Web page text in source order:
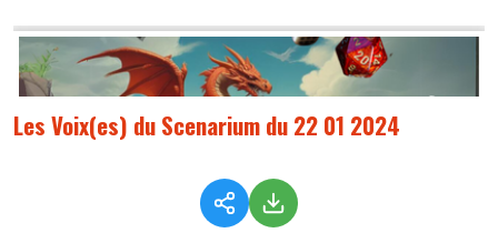
Les Voix(es) du Scenarium du 22 01 2024